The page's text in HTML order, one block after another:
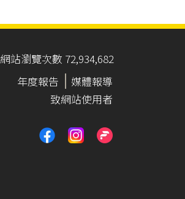
網站瀏覽次數 72,934,682
年度報告
媒體報導
致網站使用者